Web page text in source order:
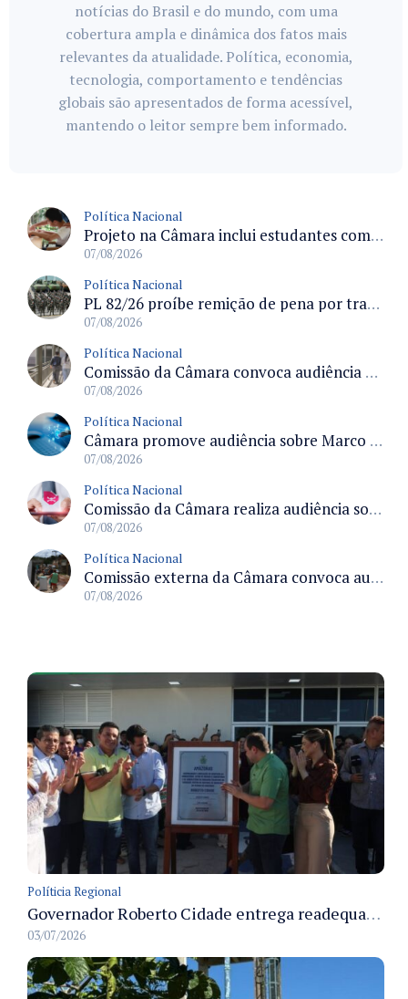
notícias do Brasil e do mundo, com uma
cobertura ampla e dinâmica dos fatos mais
relevantes da atualidade. Política, economia,
tecnologia, comportamento e tendências
globais são apresentados de forma acessível,
mantendo o leitor sempre bem informado.
Política Nacional
Projeto na Câmara inclui estudantes com deficiência no regime escolar especial da LDB e estabelece critérios para frequência
07/08/2026
Política Nacional
PL 82/26 proíbe remição de pena por trabalho em funções militares para condenados por crimes contra o Estado Democrático de Direito
07/08/2026
Política Nacional
Comissão da Câmara convoca audiência para discutir misoginia nas escolas e universidades após divulgação de listas misóginas
07/08/2026
Política Nacional
Câmara promove audiência sobre Marco de Fomento à Economia Digital e impactos da inteligência artificial
07/08/2026
Política Nacional
Comissão da Câmara realiza audiência sobre apostas online para medir o tamanho do mercado ilegal
07/08/2026
Política Nacional
Comissão externa da Câmara convoca audiência pública sobre chuvas na Zona da Mata de Minas Gerais e impactos em Juiz de Fora
07/08/2026
Políticia Regional
Governador Roberto Cidade entrega readequação do ambulatório da FCecon e amplia capacidade de atendimento oncológico em Manaus
03/07/2026